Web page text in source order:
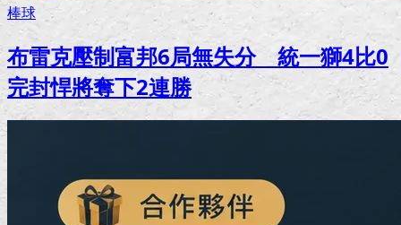
棒球
布雷克壓制富邦6局無失分 統一獅4比0
完封悍將奪下2連勝